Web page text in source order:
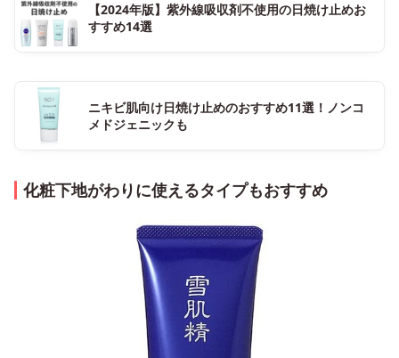
【2024年版】紫外線吸収剤不使用の日焼け止めお
すすめ14選
ニキビ肌向け日焼け止めのおすすめ11選！ノンコ
メドジェニックも
化粧下地がわりに使えるタイプもおすすめ